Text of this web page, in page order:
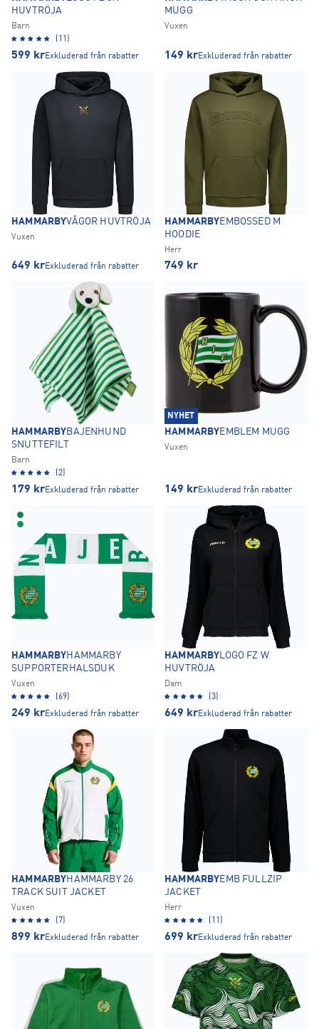
HUVTRÖJA
Barn
(11)
599 krExkluderad från rabatter
MUGG
Vuxen
149 krExkluderad från rabatter
HAMMARBYVÅGOR HUVTRÖJA
Vuxen
649 krExkluderad från rabatter
HAMMARBYEMBOSSED M
HOODIE
Herr
749 kr
HAMMARBYBAJENHUND
SNUTTEFILT
Barn
(2)
179 krExkluderad från rabatter
NYHET
HAMMARBYEMBLEM MUGG
Vuxen
149 krExkluderad från rabatter
HAMMARBYHAMMARBY
SUPPORTERHALSDUK
Vuxen
(69)
249 krExkluderad från rabatter
HAMMARBYLOGO FZ W
HUVTRÖJA
Dam
(3)
649 krExkluderad från rabatter
HAMMARBYHAMMARBY 26
TRACK SUIT JACKET
Vuxen
(7)
899 krExkluderad från rabatter
HAMMARBYEMB FULLZIP
JACKET
Herr
(11)
699 krExkluderad från rabatter